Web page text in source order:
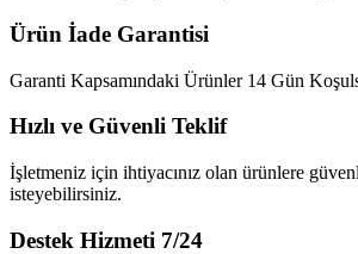
Ürün İade Garantisi
Garanti Kapsamındaki Ürünler 14 Gün
Hızlı ve Güvenli Teklif
İşletmeniz için ihtiyacınız olan ürünlere
isteyebilirsiniz.
Destek Hizmeti 7/24